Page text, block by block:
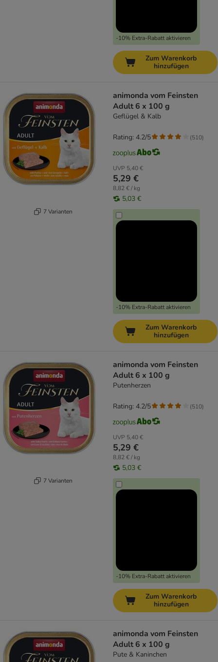
-10% Extra-Rabatt aktivieren
Zum Warenkorb
hinzufügen
7 Varianten
animonda vom Feinsten
Adult 6 x 100 g
Geflügel & Kalb
UVP 5,40 €
5,29 €
8,82 € / kg
5,03 €
-10% Extra-Rabatt aktivieren
Rating: 4.2/5 (510)
Zum Warenkorb
hinzufügen
7 Varianten
animonda vom Feinsten
Adult 6 x 100 g
Putenherzen
UVP 5,40 €
5,29 €
8,82 € / kg
5,03 €
-10% Extra-Rabatt aktivieren
Rating: 4.2/5 (510)
Zum Warenkorb
hinzufügen
animonda vom Feinsten
Adult 6 x 100 g
Pute & Kaninchen